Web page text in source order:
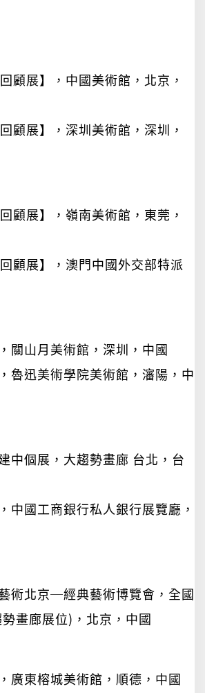
顧展】，中國美術館，北京，
顧展】，深圳美術館，深圳，
顧展】，嶺南美術館，東莞，
顧展】，澳門中國外交部特派
關山月美術館，深圳，中國
魯迅美術學院美術館，瀋陽，中
中個展，大趨勢畫廊 台北，台
中國工商銀行私人銀行展覽廳，
術北京─經典藝術博覽會，全國
畫廊展位)，北京，中國
廣東榕城美術館，順德，中國